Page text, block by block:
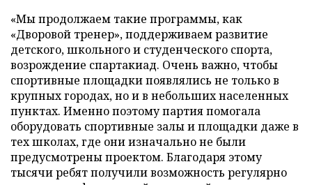
«Мы продолжаем такие программы, как
«Дворовой тренер», поддерживаем развитие
детского, школьного и студенческого спорта,
возрождение спартакиад. Очень важно, чтобы
спортивные площадки появлялись не только в
крупных городах, но и в небольших населенных
пунктах. Именно поэтому партия помогала
оборудовать спортивные залы и площадки даже в
тех школах, где они изначально не были
предусмотрены проектом. Благодаря этому
тысячи ребят получили возможность регулярно